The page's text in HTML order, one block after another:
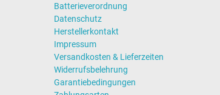
Batterieverordnung
Datenschutz
Herstellerkontakt
Impressum
Versandkosten & Lieferzeiten
Widerrufsbelehrung
Garantiebedingungen